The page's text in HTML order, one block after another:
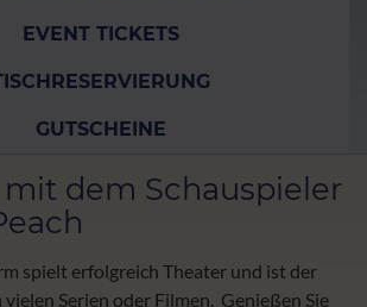
EVENT TICKETS
GUTSCHEINE
dem Schauspieler
spielt erfolgreich Theater und ist der
Serien oder Filmen. Genießen Sie